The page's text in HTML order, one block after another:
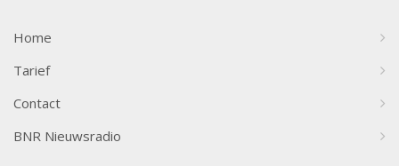
Home
Tarief
Contact
BNR Nieuwsradio